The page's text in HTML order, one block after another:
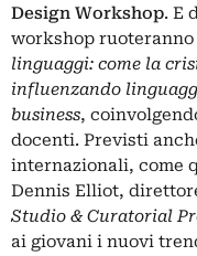
Design Workshop. E
workshop
linguaggi: come la
influenzando
business,
docenti. Previsti
internazionali, come
Dennis Elliot,
Studio & Curatorial
ai giovani i nuovi